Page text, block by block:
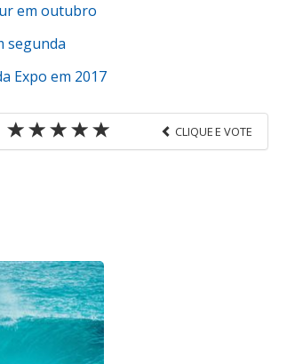
em outubro
segunda
Expo em 2017
CLIQUE E VOTE
mercado/2017/02/expo-d-pedro-sp-
ou as ferramentas oferecidas na
Editora é protegido pela legislação
conteúdo sem autorização da